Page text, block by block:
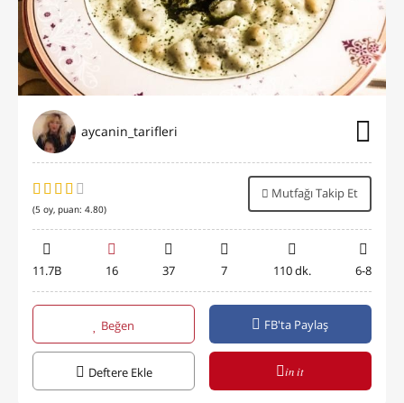
aycanin_tarifleri
(5 oy, puan: 4.80)
Mutfağı Takip Et
11.7B 16 37 7 110 dk. 6-8
Beğen FB'ta Paylaş
Deftere Ekle in it